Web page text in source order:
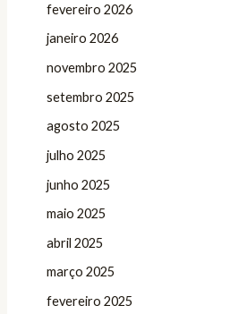
fevereiro 2026
janeiro 2026
novembro 2025
setembro 2025
agosto 2025
julho 2025
junho 2025
maio 2025
abril 2025
março 2025
fevereiro 2025